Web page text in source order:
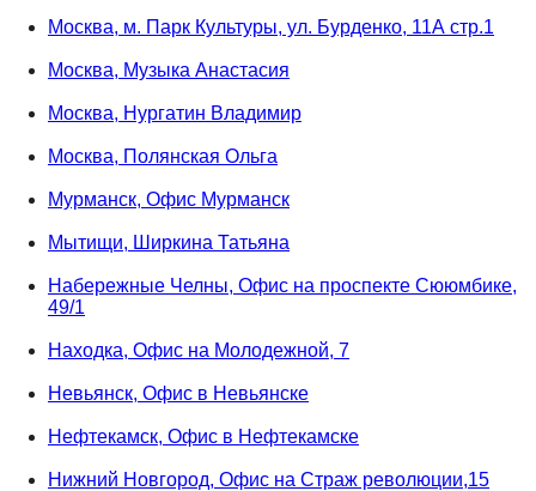
Москва, м. Парк Культуры, ул. Бурденко, 11А стр.1
Москва, Музыка Анастасия
Москва, Нургатин Владимир
Москва, Полянская Ольга
Мурманск, Офис Мурманск
Мытищи, Ширкина Татьяна
Набережные Челны, Офис на проспекте Сююмбике,
49/1
Находка, Офис на Молодежной, 7
Невьянск, Офис в Невьянске
Нефтекамск, Офис в Нефтекамске
Нижний Новгород, Офис на Страж революции,15